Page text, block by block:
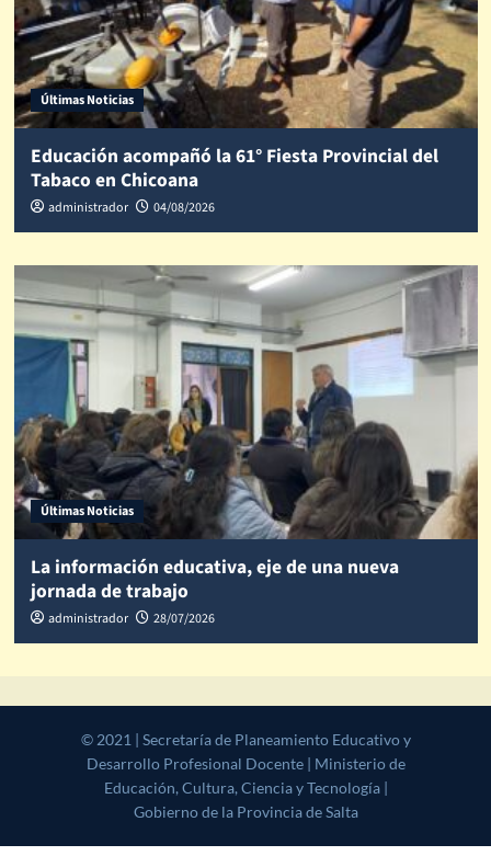
Últimas Noticias
Educación acompañó la 61° Fiesta Provincial del
Tabaco en Chicoana
administrador 04/08/2026
Últimas Noticias
La información educativa, eje de una nueva
jornada de trabajo
administrador 28/07/2026
© 2021 | Secretaría de Planeamiento Educativo y Desarrollo
Profesional Docente | Ministerio de Educación, Cultura, Ciencia y
Tecnología | Gobierno de la Provincia de Salta|CoverNews
themes.